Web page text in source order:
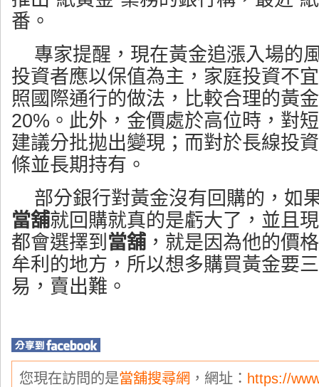
番。
專家提醒，現在黃金追漲入場的
投資者應以保值為主，家庭投資不
照國際通行的做法，比較合理的黃
20%。此外，金價處於高位時，對
建議分批拋出變現；而對於長線投
條並長期持有。
部分銀行對黃金沒有回購的，如
當舖就回購就真的是虧大了，並且
都會選擇到 當舖 ，就是因為他的價
牟利的地方，所以想多購買黃金要
易，賣出難。
您現在訪問的是當舖搜尋網 ，網址： https://